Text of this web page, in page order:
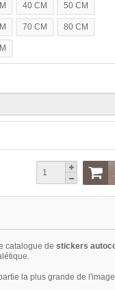
40 CM 50 CM
70 CM 80 CM
catalogue de stickers
la plus grande de l'image.